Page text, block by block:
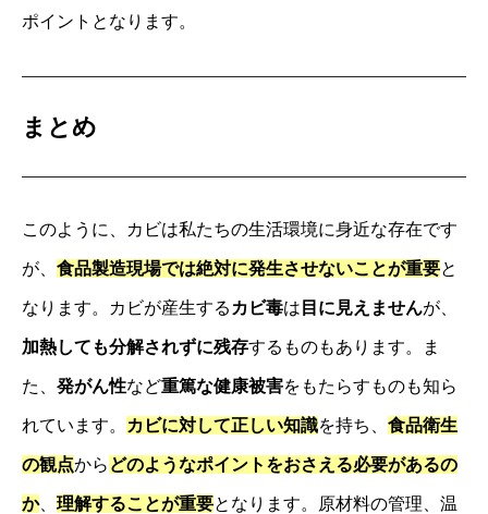
ポイントとなります。
まとめ
このように、カビは私たちの生活環境に身近な存在です
が、 食品製造現場では絶対に発生させないことが重要と
なります。カビが産生する カビ毒は 目に見えませんが、
加熱しても分解されずに残存するものもあります。ま
た、 発がん性など重篤な健康被害をもたらすものも知ら
れています。 カビに対して正しい知識を持ち、 食品衛生
の観点から どのようなポイントをおさえる必要があるの
か、 理解することが重要となります。原材料の管理、温